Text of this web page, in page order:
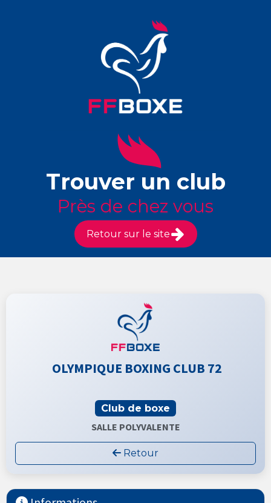
Trouver un club
Près de chez vous
Retour sur le site
OLYMPIQUE BOXING CLUB 72
Club de boxe
SALLE POLYVALENTE
Retour